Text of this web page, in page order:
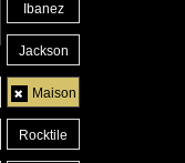
Ibanez
Jackson
Maison
Rocktile